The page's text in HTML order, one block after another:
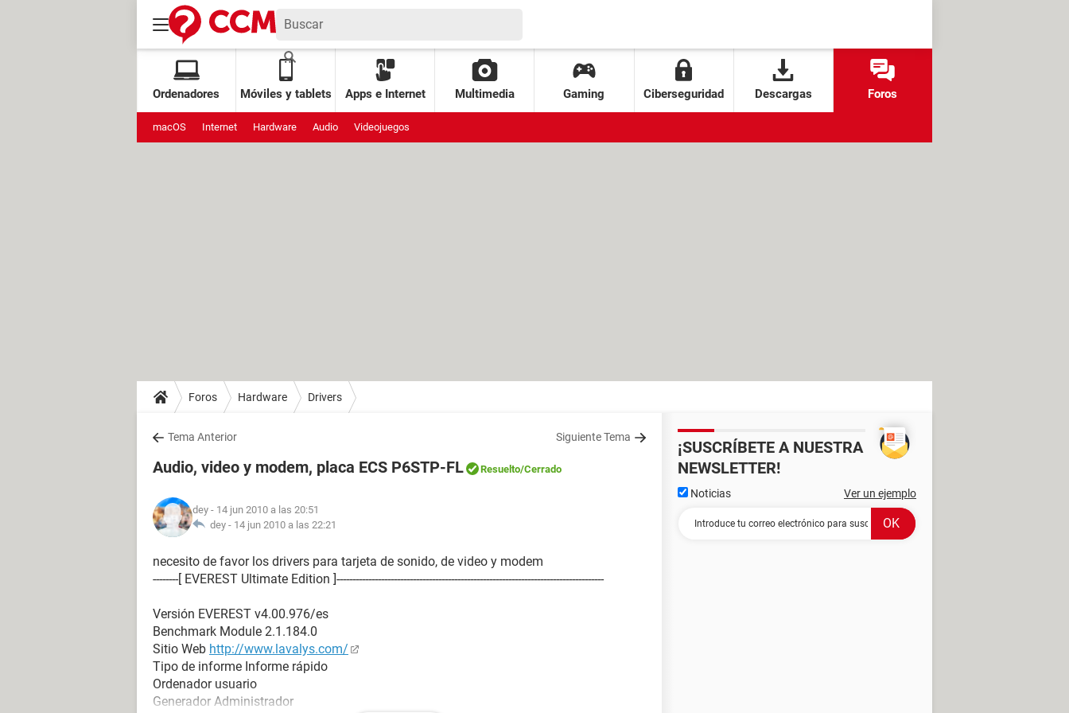
Ordenadores Móviles y tablets Apps e Internet Multimedia Gaming Ciberseguridad Descargas Foros
macOS Internet Hardware Audio Videojuegos
Foros Hardware Drivers
Tema Anterior Siguiente Tema
Audio, video y modem, placa ECS P6STP-FL Resuelto/Cerrado
dey - 14 jun 2010 a las 20:51
dey - 14 jun 2010 a las 22:21
necesito de favor los drivers para tarjeta de sonido, de video y modem
--------[ EVEREST Ultimate Edition ]------------------------------------------------------------------------------------
Versión EVEREST v4.00.976/es
Benchmark Module 2.1.184.0
Sitio Web http://www.lavalys.com/
Tipo de informe Informe rápido
Ordenador usuario
Generador Administrador
¡SUSCRÍBETE A NUESTRA
NEWSLETTER!
Noticias Ver un ejemplo